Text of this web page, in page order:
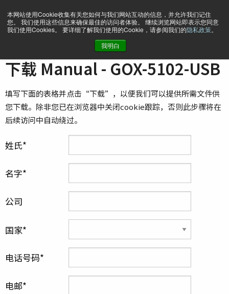
本网站使用Cookie收集有关您如何与我们网站互动的信息，并允许我们记住
您。 我们使用这些信息来确保最佳的访问者体验。 继续浏览网站即表示您同意
我们使用Cookies。 要详细了解我们使用的Cookie，请参阅我们的隐私政策。
我明白
下载 Manual - GOX-5102-USB
填写下面的表格并点击“下载”，以便我们可以提供所需文件供
您下载。除非您已在浏览器中关闭cookie跟踪，否则此步骤将在
后续访问中自动绕过。
姓氏
名字
公司
国家
电话号码
电邮